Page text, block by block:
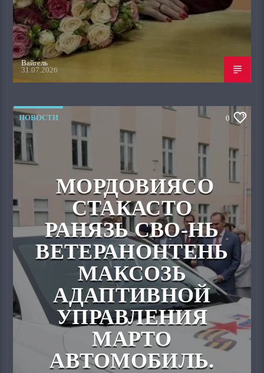
Вайгель
31.07.2026
НОВОСТИ 0
МОРДОВИЯСО
СТАКАСТО
РАНЯЗЬ СВО-НЬ
ВЕТЕРАНОНТЕНЬ
МАКСОЗЬ
АДАПТИВНОЙ
УПРАВЛЕНИЯ
МАРТО
АВТОМОБИЛЬ.